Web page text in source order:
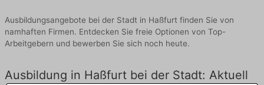
Ausbildungsangebote bei der Stadt in Haßfurt finden Sie von
namhaften Firmen. Entdecken Sie freie Optionen von Top-
Arbeitgebern und bewerben Sie sich noch heute.
Ausbildung in Haßfurt bei der Stadt: Aktuell